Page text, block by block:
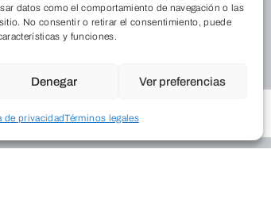
datos como el comportamiento de navegación o las
No consentir o retirar el consentimiento, puede
y funciones.
Denegar Ver preferencias
de privacidadTérminos legales